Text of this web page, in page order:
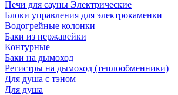
Печи для сауны Электрические
Блоки управления для электрокаменки
Водогрейные колонки
Баки из нержавейки
Контурные
Баки на дымоход
Регистры на дымоход (теплообменники)
Для душа с тэном
Для душа